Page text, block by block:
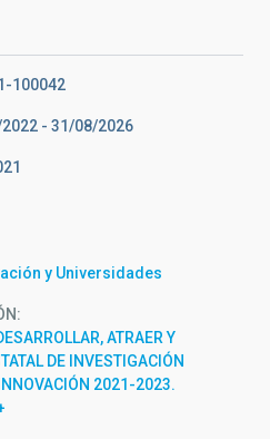
100042
- 31/08/2026
y Universidades
ATRAER Y
DE INVESTIGACIÓN
2021-2023.